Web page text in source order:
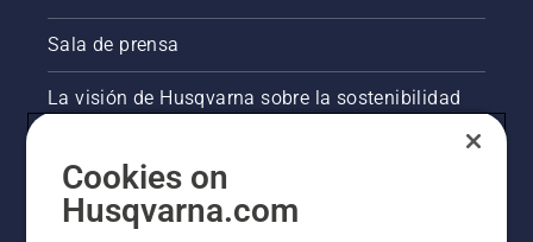
Sala de prensa
La visión de Husqvarna sobre la sostenibilidad
Otros sitios de Husqvarna
Cookies on
Husqvarna.com